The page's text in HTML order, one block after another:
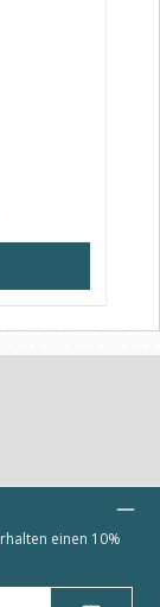
einen 10%